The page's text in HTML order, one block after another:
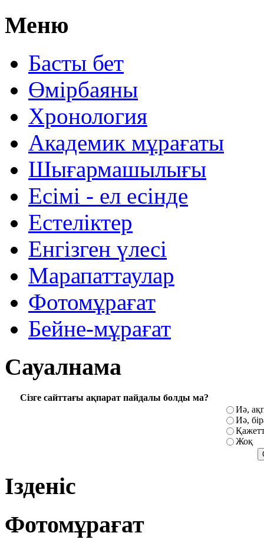
Меню
Басты бет
Өмірбаяны
Хронология
Aкадемик мұрағаты
Шығармашылығы
Есімі - ел есінде
Естеліктер
Енгізген үлесі
Марапаттаулар
Фотомұрағат
Бейне-мұрағат
Сауалнама
Сізге сайттағы ақпарат пайдалы болды ма?
Иә,
Иә,
Жоқ
Ізденіс
Фотомұрағат